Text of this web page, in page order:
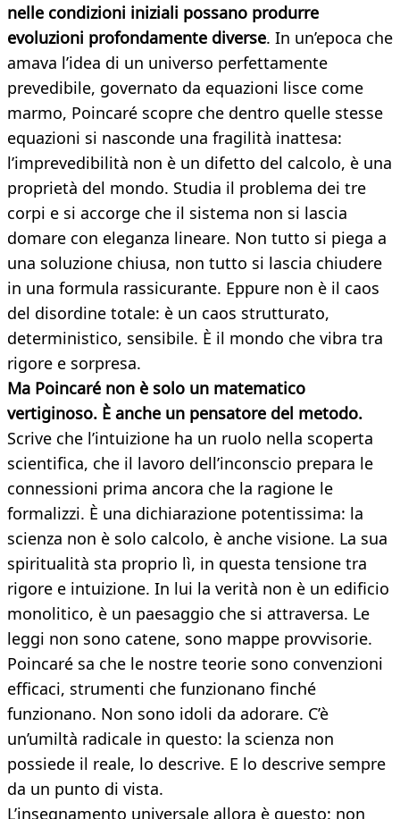
nelle condizioni iniziali possano produrre
evoluzioni profondamente diverse. In un’epoca che
amava l’idea di un universo perfettamente
prevedibile, governato da equazioni lisce come
marmo, Poincaré scopre che dentro quelle stesse
equazioni si nasconde una fragilità inattesa:
l’imprevedibilità non è un difetto del calcolo, è una
proprietà del mondo. Studia il problema dei tre
corpi e si accorge che il sistema non si lascia
domare con eleganza lineare. Non tutto si piega a
una soluzione chiusa, non tutto si lascia chiudere
in una formula rassicurante. Eppure non è il caos
del disordine totale: è un caos strutturato,
deterministico, sensibile. È il mondo che vibra tra
rigore e sorpresa.
Ma Poincaré non è solo un matematico
vertiginoso. È anche un pensatore del metodo.
Scrive che l’intuizione ha un ruolo nella scoperta
scientifica, che il lavoro dell’inconscio prepara le
connessioni prima ancora che la ragione le
formalizzi. È una dichiarazione potentissima: la
scienza non è solo calcolo, è anche visione. La sua
spiritualità sta proprio lì, in questa tensione tra
rigore e intuizione. In lui la verità non è un edificio
monolitico, è un paesaggio che si attraversa. Le
leggi non sono catene, sono mappe provvisorie.
Poincaré sa che le nostre teorie sono convenzioni
efficaci, strumenti che funzionano finché
funzionano. Non sono idoli da adorare. C’è
un’umiltà radicale in questo: la scienza non
possiede il reale, lo descrive. E lo descrive sempre
da un punto di vista.
L’insegnamento universale allora è questo: non